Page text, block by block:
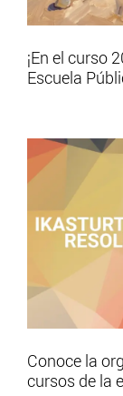
¡En el curso
Escuela
Conoce la
cursos de la